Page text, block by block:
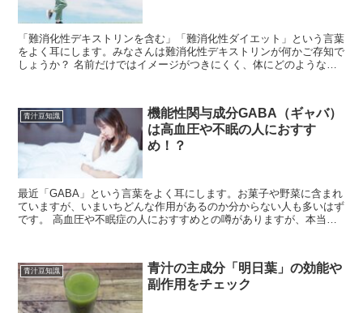
「難消化性デキストリンを含む」「難消化性ダイエット」という言葉
をよく耳にします。みなさんは難消化性デキストリンが何かご存知で
しょうか？ 名前だけではイメージがつきにくく、体にどのような効
青汁豆知識
機能性関与成分GABA（ギャバ）
は高血圧や不眠の人におすす
め！？
最近「GABA」という言葉をよく耳にします。お菓子や野菜に含まれ
ていますが、いまいちどんな作用があるのか分からない人も多いはず
です。 高血圧や不眠症の人におすすめとの噂がありますが、本当な
青汁豆知識
青汁の主成分「明日葉」の効能や
副作用をチェック